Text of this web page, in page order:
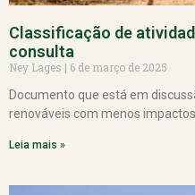
Classificação de
consulta
Ney Lages
6 de março de 2025
Documento que está em
renováveis com menos
Leia mais »